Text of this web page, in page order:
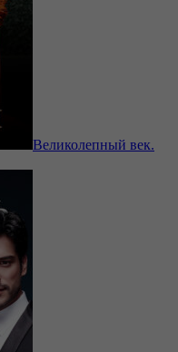
Великолепный век.